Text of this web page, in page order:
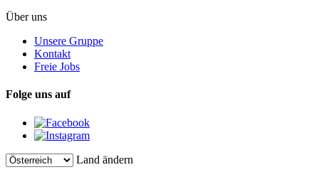
Über uns
Unsere Gruppe
Kontakt
Freie Jobs
Folge uns auf
Land ändern